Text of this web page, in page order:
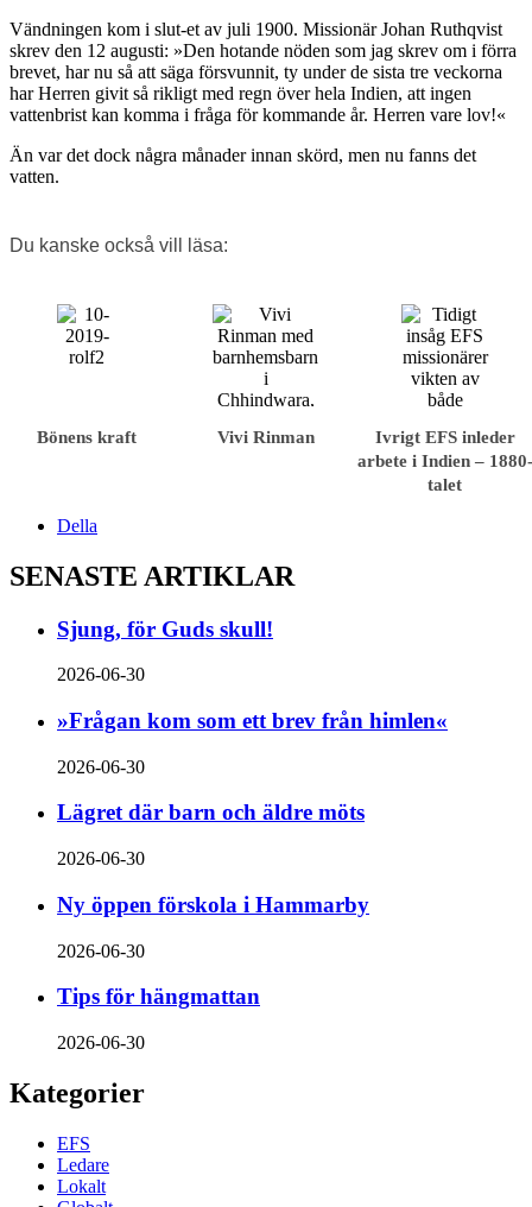
Vändningen kom i slut-et av juli 1900. Missionär Johan Ruthqvist
skrev den 12 augusti: »Den hotande nöden som jag skrev om i förra
brevet, har nu så att säga försvunnit, ty under de sista tre veckorna
har Herren givit så rikligt med regn över hela Indien, att ingen
vattenbrist kan komma i fråga för kommande år. Herren vare lov!«
Än var det dock några månader innan skörd, men nu fanns det
vatten.
Du kanske också vill läsa:
Bönens kraft Vivi Rinman
Ivrigt EFS inleder
arbete i Indien – 1880-
talet
Della
SENASTE ARTIKLAR
Sjung, för Guds skull!
2026-06-30
»Frågan kom som ett brev från himlen«
2026-06-30
Lägret där barn och äldre möts
2026-06-30
Ny öppen förskola i Hammarby
2026-06-30
Tips för hängmattan
2026-06-30
Kategorier
EFS
Ledare
Lokalt